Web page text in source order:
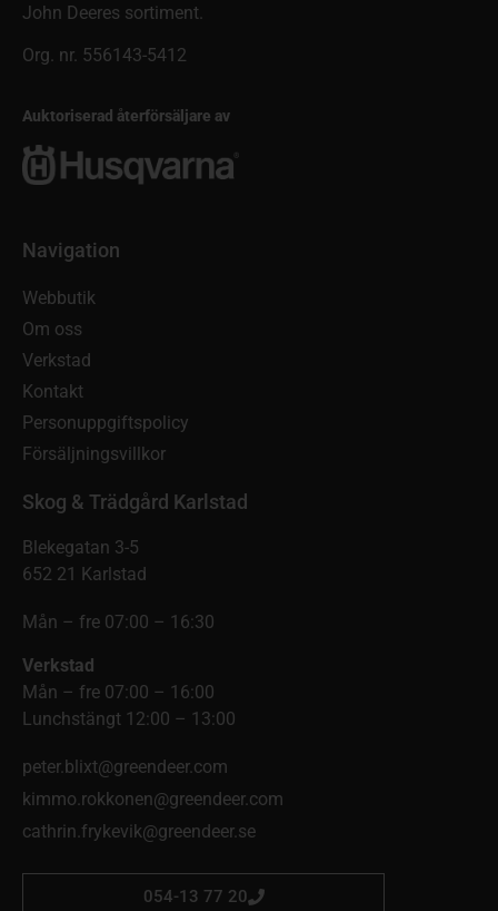
John Deeres sortiment.
Org. nr. 556143-5412
Auktoriserad återförsäljare av
Navigation
Webbutik
Om oss
Verkstad
Kontakt
Personuppgiftspolicy
Försäljningsvillkor
Skog & Trädgård Karlstad
Blekegatan 3-5
652 21 Karlstad
Mån – fre 07:00 – 16:30
Verkstad
Mån – fre 07:00 – 16:00
Lunchstängt 12:00 – 13:00
peter.blixt@greendeer.com
kimmo.rokkonen@greendeer.com
cathrin.frykevik@greendeer.se
054-13 77 20